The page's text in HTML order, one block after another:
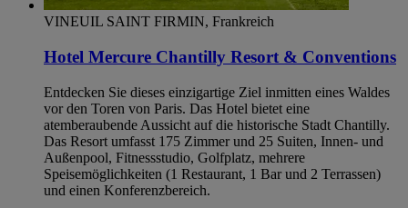
VINEUIL SAINT FIRMIN, Frankreich
Hotel Mercure Chantilly Resort & Conventions
Entdecken Sie dieses einzigartige Ziel inmitten eines Waldes
vor den Toren von Paris. Das Hotel bietet eine
atemberaubende Aussicht auf die historische Stadt Chantilly.
Das Resort umfasst 175 Zimmer und 25 Suiten, Innen- und
Außenpool, Fitnessstudio, Golfplatz, mehrere
Speisemöglichkeiten (1 Restaurant, 1 Bar und 2 Terrassen)
und einen Konferenzbereich.